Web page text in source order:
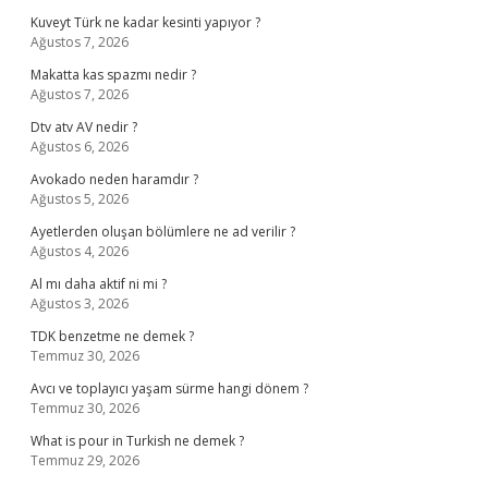
Kuveyt Türk ne kadar kesinti yapıyor ?
Ağustos 7, 2026
Makatta kas spazmı nedir ?
Ağustos 7, 2026
Dtv atv AV nedir ?
Ağustos 6, 2026
Avokado neden haramdır ?
Ağustos 5, 2026
Ayetlerden oluşan bölümlere ne ad verilir ?
Ağustos 4, 2026
Al mı daha aktif ni mi ?
Ağustos 3, 2026
TDK benzetme ne demek ?
Temmuz 30, 2026
Avcı ve toplayıcı yaşam sürme hangi dönem ?
Temmuz 30, 2026
What is pour in Turkish ne demek ?
Temmuz 29, 2026